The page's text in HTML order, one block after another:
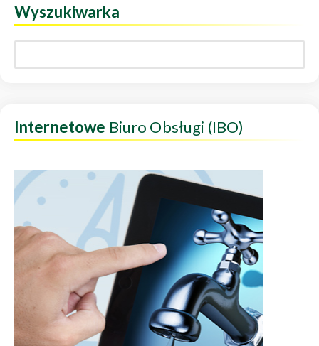
Wyszukiwarka
Internetowe Biuro Obsługi (IBO)